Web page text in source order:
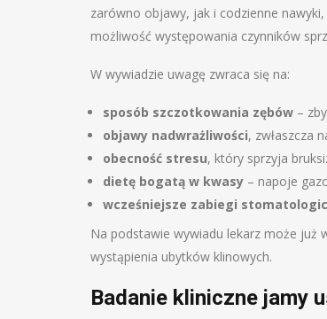
zarówno objawy, jak i codzienne
możliwość występowania czynników
W wywiadzie uwagę zwraca się na:
sposób szczotkowania zębów –
objawy nadwrażliwości, zwłaszcza
obecność stresu, który sprzyja
dietę bogatą w kwasy – napoje
wcześniejsze zabiegi
Na podstawie wywiadu lekarz może już
wystąpienia ubytków klinowych.
Badanie kliniczne jamy